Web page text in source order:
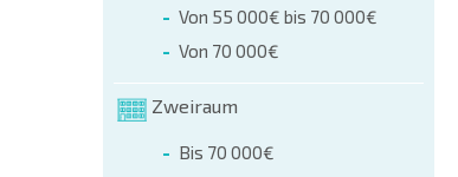
Von 55 000€ bis 70 000€
Von 70 000€
Zweiraum
Bis 70 000€
+359 8 9797 99 03